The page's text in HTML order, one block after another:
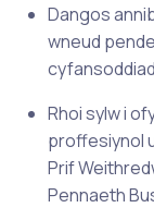
Dangos
wneud
Rhoi sylw i
proffesiynol
Prif
Pennaeth